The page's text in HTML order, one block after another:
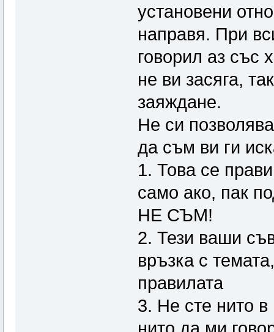
установени
направя. При
говорил аз със
не ви засяга,
заяждане.
Не си
да съм ви ги
1. Това се
само ако, пак
НЕ СЪМ!
2. Тези ваши
връзка с
правилата
3. Не сте нито